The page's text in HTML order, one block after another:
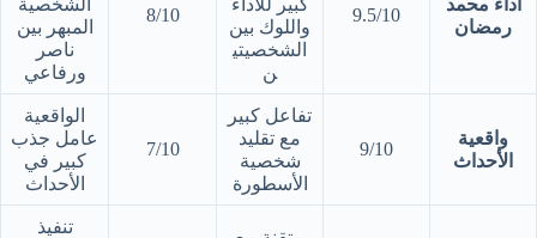
أداء محمد
رمضان
9.5/10
كبير للأداء
واللوك بين
الشخصيتي
ن
8/10
الشخصية
المبهر بين
ناصر
ورفاعي
واقعية
الأحداث
9/10
تفاعل كبير
مع تقليد
شخصية
الأسطورة
7/10
الواقعية
عامل جذب
كبير في
الأحداث
تنفيذ